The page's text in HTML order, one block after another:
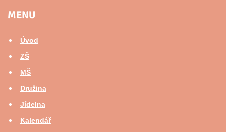
MENU
Úvod
ZŠ
MŠ
Družina
Jídelna
Kalendář